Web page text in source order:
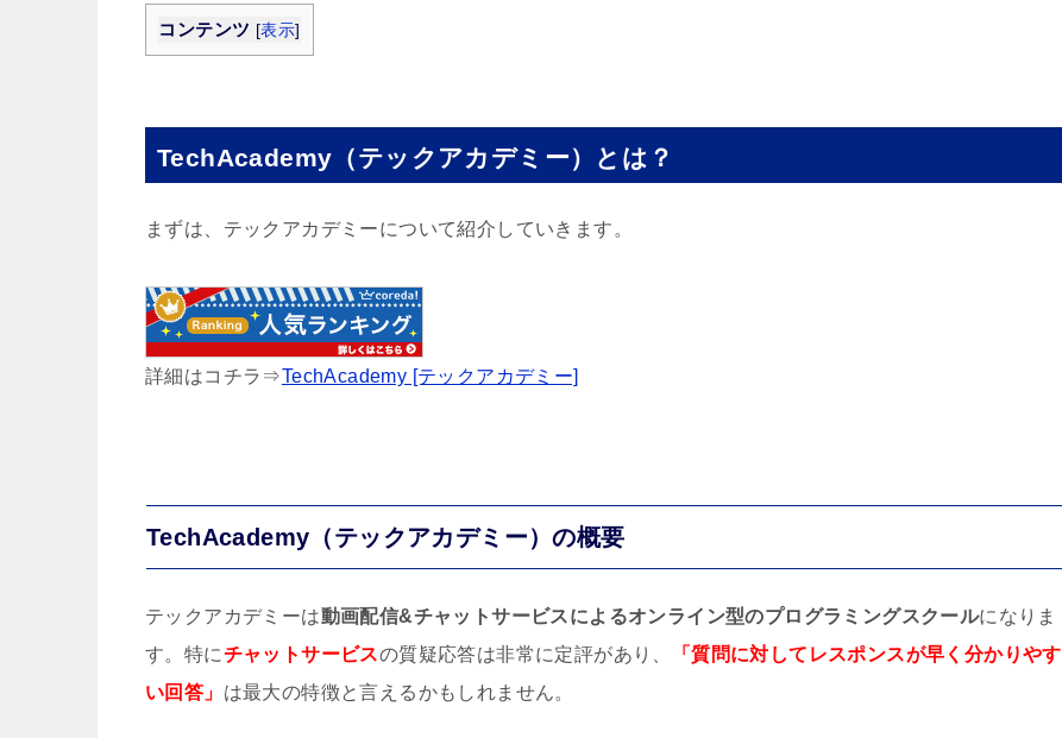
コンテンツ [表示]
TechAcademy（テックアカデミー）とは？
まずは、テックアカデミーについて紹介していきます。
詳細はコチラ⇒TechAcademy [テックアカデミー]
TechAcademy（テックアカデミー）の概要
テックアカデミーは動画配信&チャットサービスによるオンライン型のプログラミングスクールになりま
す。特にチャットサービスの質疑応答は非常に定評があり、
「質問に対してレスポンスが早く分かりやす
い回答」 は最大の特徴と言えるかもしれません。